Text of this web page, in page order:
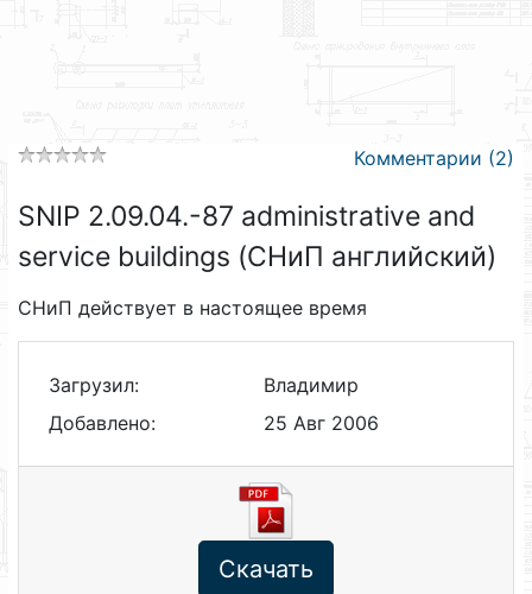
Комментарии (2)
SNIP 2.09.04.-87 administrative and
service buildings (СНиП английский)
СНиП действует в настоящее время
Загрузил:
Владимир
Добавлено:
25 Авг 2006
Скачать